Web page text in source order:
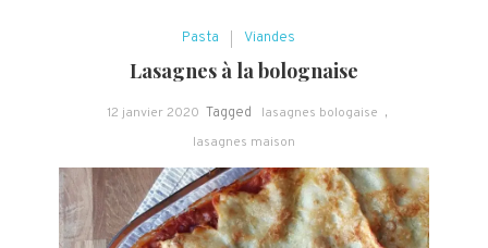
Pasta Viandes
Lasagnes à la bolognaise
12 janvier 2020 Tagged lasagnes bologaise ,
lasagnes maison